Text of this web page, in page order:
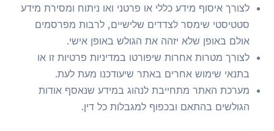
לצורך איסוף מידע כללי או פרטני ואו ניתוח ומסירת מידע
סטטיסטי שימסר לצדדים שלישיים, לרבות מפרסמים
אולם באופן שלא יזהה את הגולש באופן אישי.
לצורך מטרות אחרות שיפורטו במדיניות פרטיות זו או
בתנאי שימוש אחרים באתר שיעודכנו מעת לעת.
מערכת האתר מתחייבת לנהוג במידע שנאסף אודות
הגולשים בהתאם ובכפוף למגבלות כל דין.